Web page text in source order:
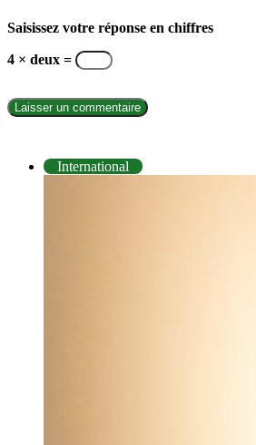
Saisissez votre réponse en chiffres
4 × deux =
International